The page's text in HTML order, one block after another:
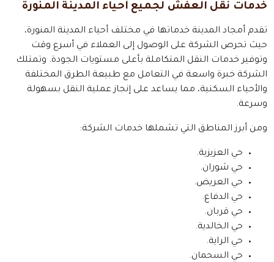
خدمات نقل العفش لجميع أحياء المدينة المنورة
تقدم أمجاد المدينة خدماتها في مختلف أحياء المدينة المنورة،
حيث تحرص الشركة على الوصول إلى العملاء في أسرع وقت
وتوفير خدمات النقل المتكاملة بأعلى مستويات الجودة. وتمتلك
الشركة خبرة واسعة في التعامل مع طبيعة الطرق المختلفة
والأحياء السكنية، مما يساعد على إنجاز عملية النقل بسهولة
وسرعة.
ومن أبرز المناطق التي تشملها خدمات الشركة:
حي العزيزية.
حي شوران.
حي العريض.
حي الدفاع.
حي قربان.
حي الخالدية.
حي الراية.
حي السحمان.